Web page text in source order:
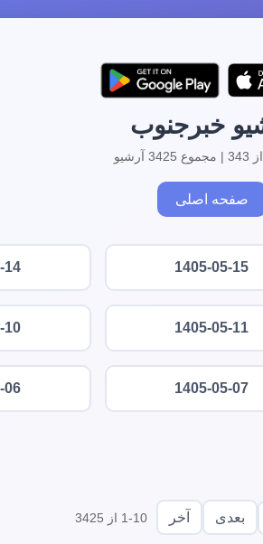
خبرجنوب
صفحه اصلی
1405-05-15
14
1405-05-11
10
1405-05-07
06
بعدی آخر 1-10 از 3425